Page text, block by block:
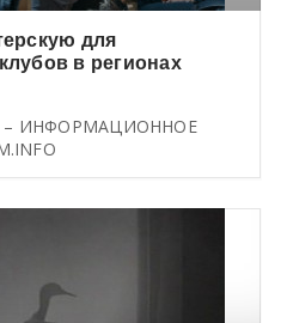
для
в регионах
– ИНФОРМАЦИОННОЕ